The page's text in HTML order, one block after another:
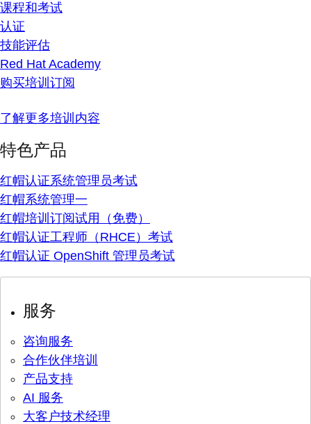
课程和考试
认证
技能评估
Red Hat Academy
购买培训订阅
了解更多培训内容
特色产品
红帽认证系统管理员考试
红帽系统管理一
红帽培训订阅试用（免费）
红帽认证工程师（RHCE）考试
红帽认证 OpenShift 管理员考试
服务
咨询服务
合作伙伴培训
产品支持
AI 服务
大客户技术经理